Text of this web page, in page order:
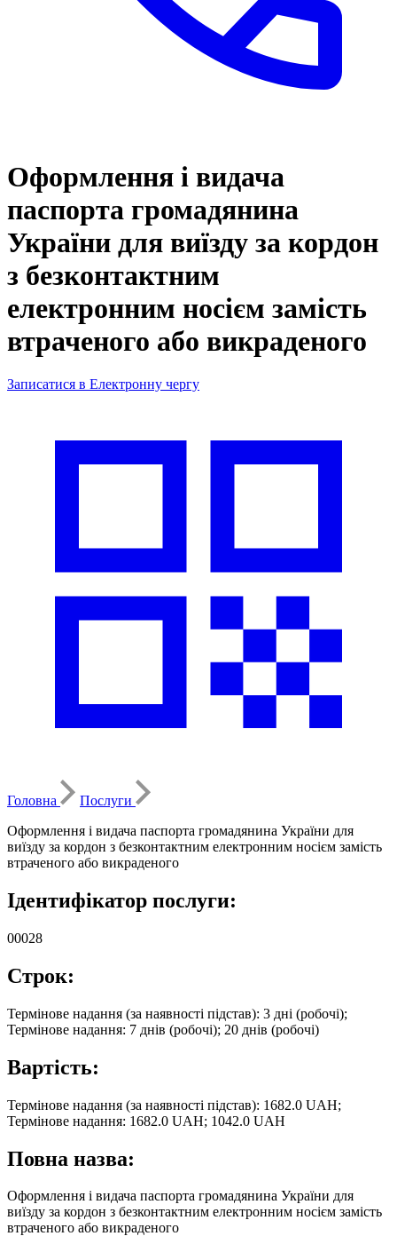
Оформлення і видача
паспорта громадянина
України для виїзду за кордон
з безконтактним
електронним носієм замість
втраченого або викраденого
Записатися в Електронну чергу
Головна
Послуги
Оформлення і видача паспорта громадянина України для
виїзду за кордон з безконтактним електронним носієм замість
втраченого або викраденого
Ідентифікатор послуги:
00028
Строк:
Термінове надання (за наявності підстав): 3 дні (робочі);
Термінове надання: 7 днів (робочі); 20 днів (робочі)
Вартість:
Термінове надання (за наявності підстав): 1682.0 UAH;
Термінове надання: 1682.0 UAH; 1042.0 UAH
Повна назва:
Оформлення і видача паспорта громадянина України для
виїзду за кордон з безконтактним електронним носієм замість
втраченого або викраденого